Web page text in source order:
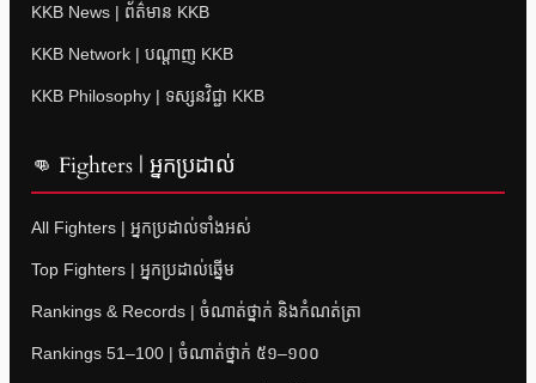
KKB News | ព័ត៌មាន KKB
KKB Network | បណ្តាញ KKB
KKB Philosophy | ទស្សនវិជ្ជា KKB
👊 Fighters | អ្នកប្រដាល់
All Fighters | អ្នកប្រដាល់ទាំងអស់
Top Fighters | អ្នកប្រដាល់ឆ្នើម
Rankings & Records | ចំណាត់ថ្នាក់ និងកំណត់ត្រា
Rankings 51–100 | ចំណាត់ថ្នាក់ ៥១–១០០